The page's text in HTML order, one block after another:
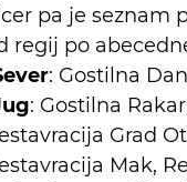
pa je seznam
regij po
: Gostilna
: Gostilna
Grad
Mak,